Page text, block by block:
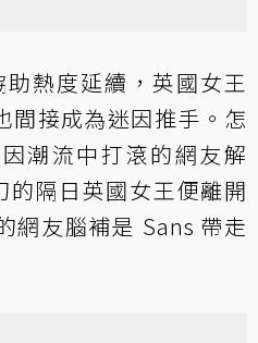
助熱度延續，英國女王
間接成為迷因推手。怎
潮流中打滾的網友解
的隔日英國女王便離開
網友腦補是 Sans 帶走